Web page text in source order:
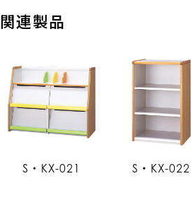
関連製品
S・KX-021 S・KX-022